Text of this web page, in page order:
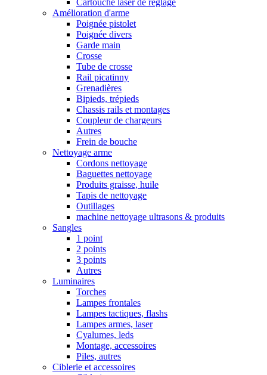
Amélioration d'arme
Poignée pistolet
Poignée divers
Garde main
Crosse
Tube de crosse
Rail picatinny
Grenadières
Bipieds, trépieds
Chassis rails et montages
Coupleur de chargeurs
Autres
Frein de bouche
Nettoyage arme
Cordons nettoyage
Baguettes nettoyage
Produits graisse, huile
Tapis de nettoyage
Outillages
machine nettoyage ultrasons & produits
Sangles
1 point
2 points
3 points
Autres
Luminaires
Torches
Lampes frontales
Lampes tactiques, flashs
Lampes armes, laser
Cyalumes, leds
Montage, accessoires
Piles, autres
Ciblerie et accessoires